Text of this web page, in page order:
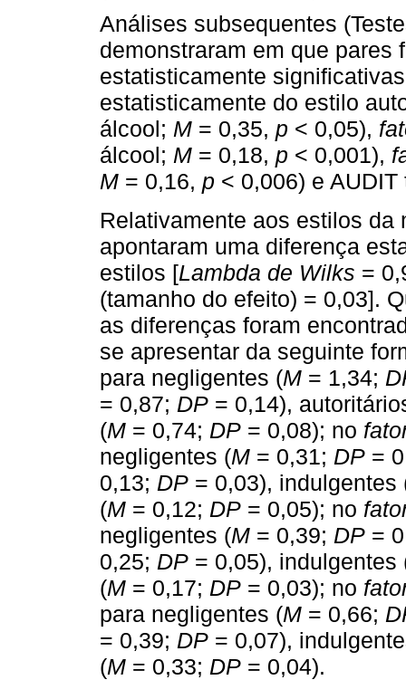
Análises subsequentes
demonstraram em que pares
estatisticamente
estatisticamente do estilo
álcool; M = 0,35, p < 0,05),
álcool; M = 0,18, p < 0,001),
M = 0,16, p < 0,006) e AUDIT
Relativamente aos estilos da
apontaram uma diferença
estilos [Lambda de Wilks =
(tamanho do efeito) = 0,03].
as diferenças foram
se apresentar da seguinte
para negligentes (M = 1,34;
= 0,87; DP = 0,14),
(M = 0,74; DP = 0,08); no
negligentes (M = 0,31; DP =
0,13; DP = 0,03), indulgentes
(M = 0,12; DP = 0,05); no
negligentes (M = 0,39; DP =
0,25; DP = 0,05), indulgentes
(M = 0,17; DP = 0,03); no
para negligentes (M = 0,66;
= 0,39; DP = 0,07),
(M = 0,33; DP = 0,04).